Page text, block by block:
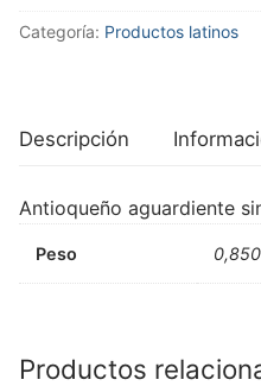
Categoría: Productos latinos
Descripción
Antioqueño aguardiente
Peso
Productos